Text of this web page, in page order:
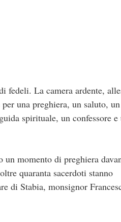
fedeli. La camera ardente,
una preghiera, un saluto,
spirituale, un confessore
momento di preghiera
quaranta sacerdoti stanno
di Stabia, monsignor